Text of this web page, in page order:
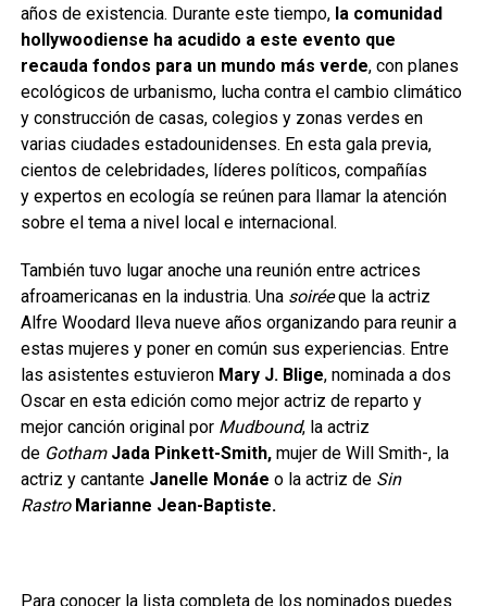
años de existencia. Durante este tiempo, la comunidad
hollywoodiense ha acudido a este evento que
recauda fondos para un mundo más verde, con planes
ecológicos de urbanismo, lucha contra el cambio climático
y construcción de casas, colegios y zonas verdes en
varias ciudades estadounidenses. En esta gala previa,
cientos de celebridades, líderes políticos, compañías
y expertos en ecología se reúnen para llamar la atención
sobre el tema a nivel local e internacional.
También tuvo lugar anoche una reunión entre actrices
afroamericanas en la industria. Una soiréeque la actriz
Alfre Woodard lleva nueve años organizando para reunir a
estas mujeres y poner en común sus experiencias. Entre
las asistentes estuvieron Mary J. Blige, nominada a dos
Oscar en esta edición como mejor actriz de reparto y
mejor canción original por Mudbound, la actriz
de Gotham Jada Pinkett-Smith,mujer de Will Smith-, la
actriz y cantanteJanelle Monáe o la actriz de Sin
Rastro Marianne Jean-Baptiste.
Para conocer la lista completa de los nominados puedes